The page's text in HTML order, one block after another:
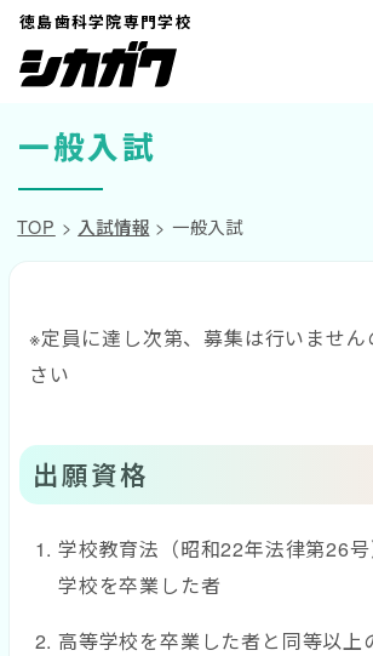
へ
ス
徳島歯科学院専門学校
一般入試
TOP > 入試情報 > 一般入試
※定員に達し次第、募集は行いません
さい
出願資格
学校教育法（昭和22年法律第26
学校を卒業した者
高等学校を卒業した者と同等以上